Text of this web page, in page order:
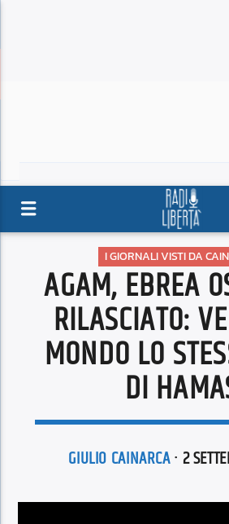
I GIORNALI VISTI DA
AGAM, EBREA
RILASCIATO:
MONDO LO
DI
GIULIO CAINARCA· 2